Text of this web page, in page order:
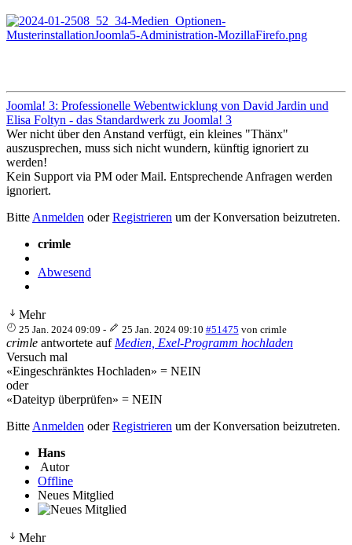
Joomla! 3: Professionelle Webentwicklung von David Jardin und
Elisa Foltyn - das Standardwerk zu Joomla! 3
Wer nicht über den Anstand verfügt, ein kleines "Thänx"
auszusprechen, muss sich nicht wundern, künftig ignoriert zu
werden!
Kein Support via PM oder Mail. Entsprechende Anfragen werden
ignoriert.
Bitte Anmelden oderRegistrieren um der Konversation beizutreten.
crimle
Abwesend
Mehr
25 Jan. 2024 09:09 - 25 Jan. 2024 09:10 #51475 von crimle
crimle antwortete auf Medien, Exel-Programm hochladen
Versuch mal
«Eingeschränktes Hochladen» = NEIN
oder
«Dateityp überprüfen» = NEIN
Bitte Anmelden oderRegistrieren um der Konversation beizutreten.
Hans
Autor
Offline
Neues Mitglied
Mehr